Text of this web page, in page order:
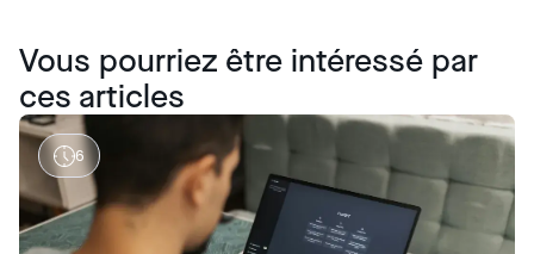
Vous pourriez être intéressé par
ces articles
6